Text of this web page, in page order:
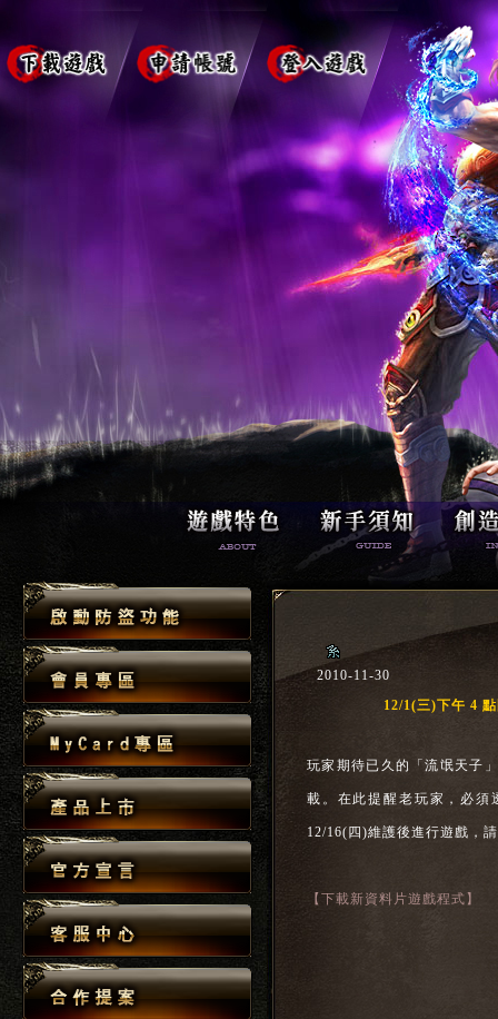
2010-11-30
12/1(三)下午 4
玩家期待已久的「流氓天子
載。在此提醒老玩家，必須
12/16(四)維護後進行遊戲，
【下載新資料片遊戲程式】